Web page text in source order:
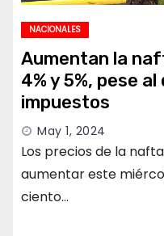
NACIONALES
Aumentan la
4% y 5%, pese
impuestos
May 1, 2024
Los precios de la
aumentar este
ciento…